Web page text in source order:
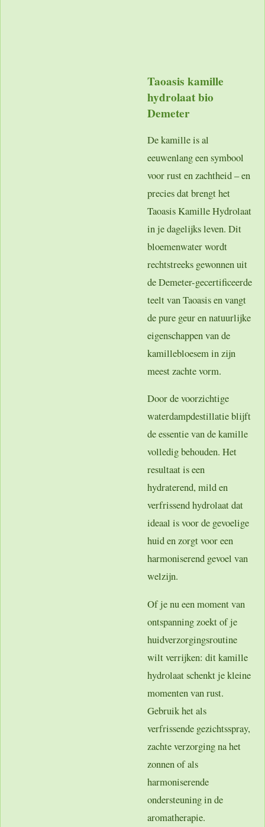
Taoasis kamille
hydrolaat bio
Demeter
De kamille is al
eeuwenlang een symbool
voor rust en zachtheid – en
precies dat brengt het
Taoasis Kamille Hydrolaat
in je dagelijks leven. Dit
bloemenwater wordt
rechtstreeks gewonnen uit
de Demeter-gecertificeerde
teelt van Taoasis en vangt
de pure geur en natuurlijke
eigenschappen van de
kamillebloesem in zijn
meest zachte vorm.
Door de voorzichtige
waterdampdestillatie blijft
de essentie van de kamille
volledig behouden. Het
resultaat is een
hydraterend, mild en
verfrissend hydrolaat dat
ideaal is voor de gevoelige
huid en zorgt voor een
harmoniserend gevoel van
welzijn.
Of je nu een moment van
ontspanning zoekt of je
huidverzorgingsroutine
wilt verrijken: dit kamille
hydrolaat schenkt je kleine
momenten van rust.
Gebruik het als
verfrissende gezichtsspray,
zachte verzorging na het
zonnen of als
harmoniserende
ondersteuning in de
aromatherapie.